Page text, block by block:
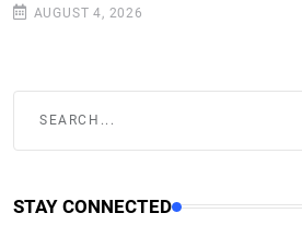
AUGUST 4, 2026
STAY CONNECTED